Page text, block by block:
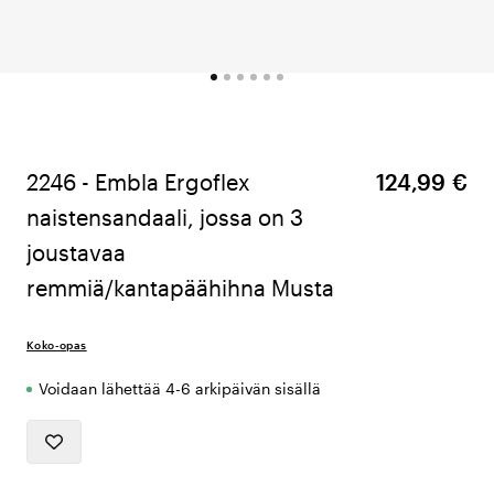
2246 - Embla Ergoflex
naistensandaali, jossa on 3
joustavaa
remmiä/kantapäähihna Musta
124,99 €
Koko-opas
Voidaan lähettää 4-6 arkipäivän sisällä